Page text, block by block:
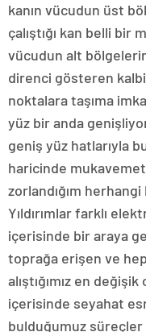
kanın vücudun üst
çalıştığı kan belli bir
vücudun alt
direnci gösteren
noktalara taşıma
yüz bir anda
geniş yüz hatlarıyla
haricinde
zorlandığım
Yıldırımlar farklı
içerisinde bir araya
toprağa erişen ve
alıştığımız en
içerisinde seyahat
bulduğumuz süreçler